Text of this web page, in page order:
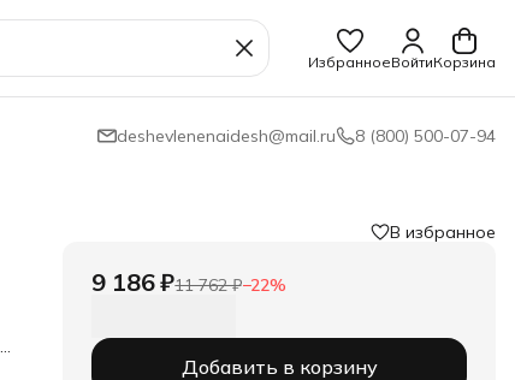
ИзбранноеВойтиКорзина
deshevlenenaidesh@mail.ru 8 (800) 500-07-94
В избранное
9 186 ₽11 762 ₽−22%
Добавить в корзину